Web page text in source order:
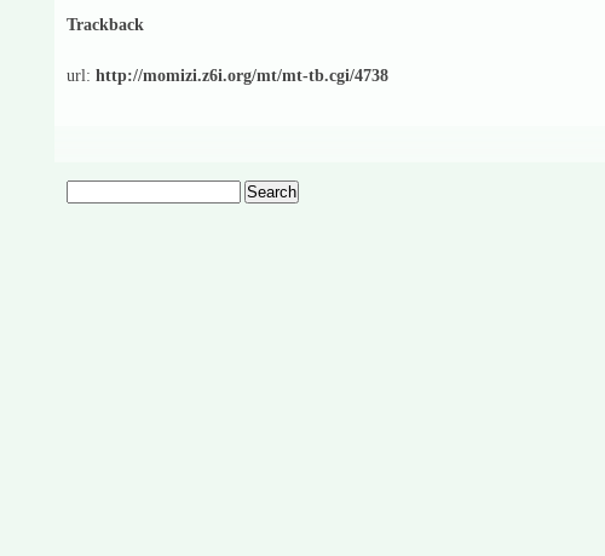
Trackback
url: http://momizi.z6i.org/mt/mt-tb.cgi/4738